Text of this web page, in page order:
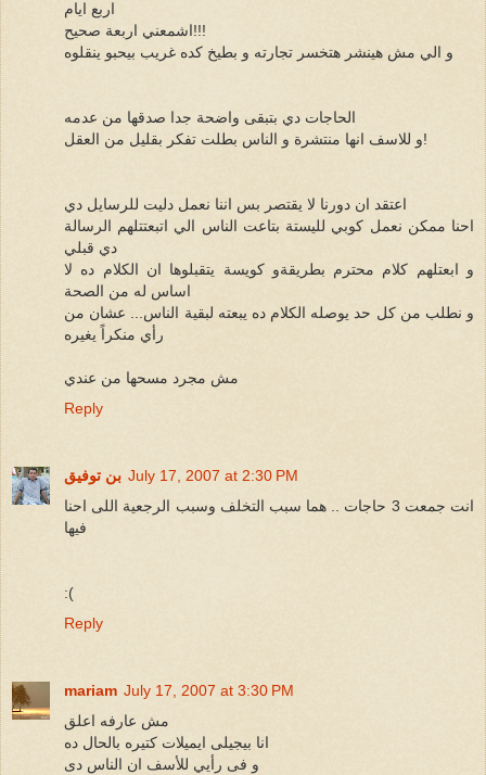
اربع ايام
اشمعني اربعة صحيح!!!
و الي مش هينشر هتخسر تجارته و بطيخ كده غريب بيحبو ينقلوه
الحاجات دي بتبقى واضحة جدا صدقها من عدمه
و للاسف انها منتشرة و الناس بطلت تفكر بقليل من العقل!
اعتقد ان دورنا لا يقتصر بس اننا نعمل دليت للرسايل دي
احنا ممكن نعمل كوبي لليستة بتاعت الناس الي اتبعتتلهم الرسالة
دي قبلي
و ابعتلهم كلام محترم بطريقةو كويسة يتقبلوها ان الكلام ده لا
اساس له من الصحة
و نطلب من كل حد يوصله الكلام ده يبعته لبقية الناس... عشان من
رأي منكراً يغيره
مش مجرد مسحها من عندي
Reply
بن توفيق July 17, 2007 at 2:30 PM
انت جمعت 3 حاجات .. هما سبب التخلف وسبب الرجعية اللى احنا
فيها
:(
Reply
mariam July 17, 2007 at 3:30 PM
مش عارفه اعلق
انا بيجيلى ايميلات كتيره بالحال ده
و فى رأيي للأسف ان الناس دى